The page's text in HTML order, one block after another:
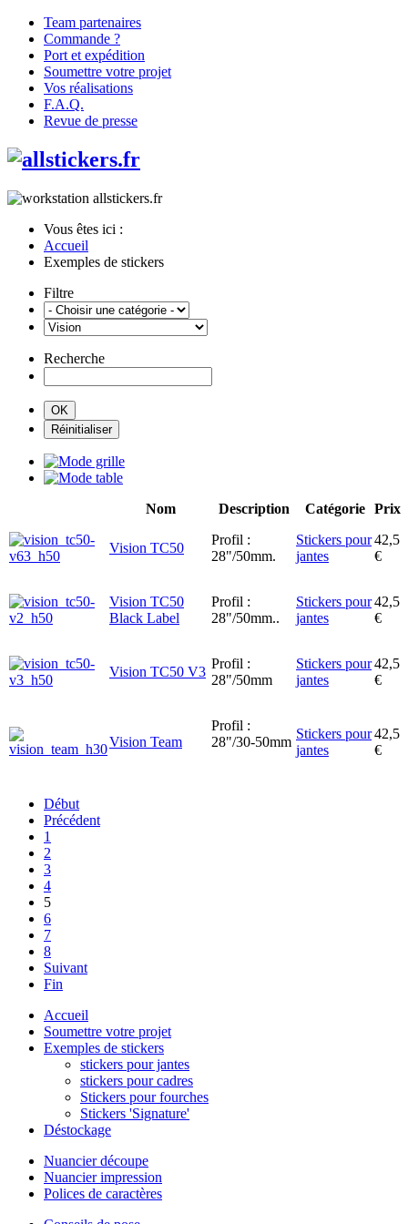
Team partenaires
Commande ?
Port et expédition
Soumettre votre projet
Vos réalisations
F.A.Q.
Revue de presse
Vous êtes ici :
Accueil
Exemples de stickers
Filtre
Recherche
Nom Description Catégorie Prix
Vision TC50
Profil :
28"/50mm.
Stickers pour
jantes
42,5
€
Vision TC50
Black Label
Profil :
28"/50mm..
Stickers pour
jantes
42,5
€
Vision TC50 V3
Profil :
28"/50mm
Stickers pour
jantes
42,5
€
Vision Team
Profil :
28"/30-50mm
Stickers pour
jantes
42,5
€
Début
Précédent
1
2
3
4
5
6
7
8
Suivant
Fin
Accueil
Soumettre votre projet
Exemples de stickers
stickers pour jantes
stickers pour cadres
Stickers pour fourches
Stickers 'Signature'
Déstockage
Nuancier découpe
Nuancier impression
Polices de caractères